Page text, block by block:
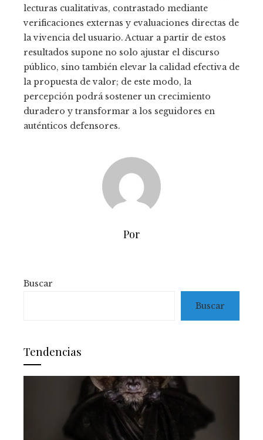
lecturas cualitativas, contrastado mediante
verificaciones externas y evaluaciones directas de
la vivencia del usuario. Actuar a partir de estos
resultados supone no solo ajustar el discurso
público, sino también elevar la calidad efectiva de
la propuesta de valor; de este modo, la
percepción podrá sostener un crecimiento
duradero y transformar a los seguidores en
auténticos defensores.
Por
Buscar
Buscar
Tendencias